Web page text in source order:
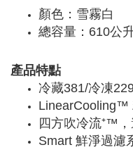
顏色：雪霧白
總容量：610公
產品特點
冷藏381/冷凍
LinearCooling™
四方吹冷流⁺™
Smart 鮮淨過濾